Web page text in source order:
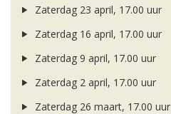
Zaterdag 23 april, 17.00 uur
Zaterdag 16 april, 17.00 uur
Zaterdag 9 april, 17.00 uur
Zaterdag 2 april, 17.00 uur
Zaterdag 26 maart, 17.00 uur